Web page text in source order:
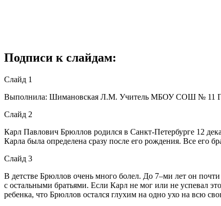
Подписи к слайдам:
Слайд 1
Выполнила: Шимановская Л.М. Учитель МБОУ СОШ № 11
Слайд 2
Карл Павлович Брюллов родился в Санкт-Петербурге 12
Карла была определена сразу после его рождения. Все его
Слайд 3
В детстве Брюллов очень много болел. До 7–ми лет он
с остальными братьями. Если Карл не мог или не успевал
ребенка, что Брюллов остался глухим на одно ухо на всю